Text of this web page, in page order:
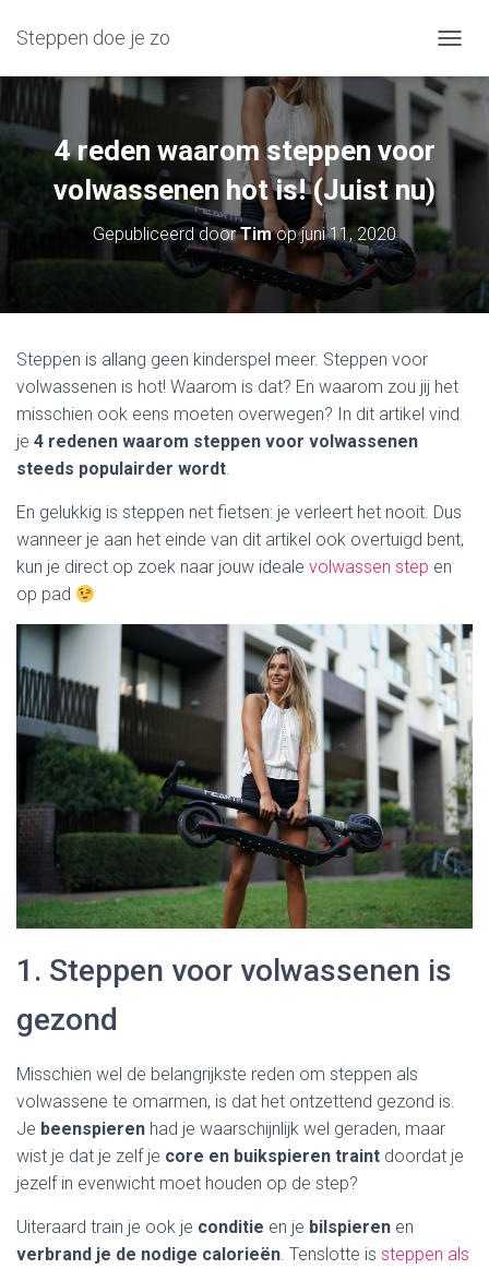
Steppen doe je zo
A
G
N
4 reden waarom steppen voor
volwassenen hot is! (Juist nu)
Gepubliceerd doorTimopjuni 11, 2020
Steppen is allang geen kinderspel meer. Steppen voor
volwassenen is hot! Waarom is dat? En waarom zou jij het
misschien ook eens moeten overwegen? In dit artikel vind
je 4 redenen waarom steppen voor volwassenen
steeds populairder wordt.
En gelukkig is steppen net fietsen: je verleert het nooit. Dus
wanneer je aan het einde van dit artikel ook overtuigd bent,
kun je direct op zoek naar jouw ideale volwassen step en
op pad
1. Steppen voor volwassenen is
gezond
Misschien wel de belangrijkste reden om steppen als
volwassene te omarmen, is dat het ontzettend gezond is.
Je beenspieren had je waarschijnlijk wel geraden, maar
wist je dat je zelf je core en buikspieren traint doordat je
jezelf in evenwicht moet houden op de step?
Uiteraard train je ook je conditie en je bilspieren en
verbrand je de nodige calorieën . Tenslotte is steppen als